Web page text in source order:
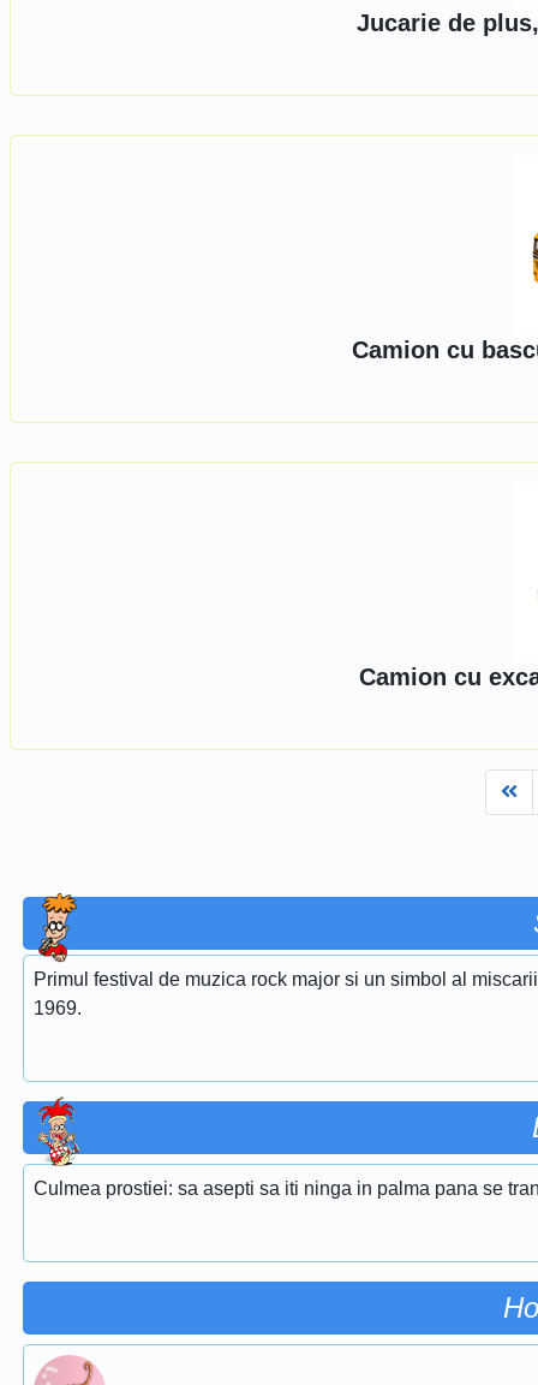
Jucarie de
Camion cu
Camion cu
Primul festival de muzica rock major si un simbol al
1969.
Culmea prostiei: sa asepti sa iti ninga in palma pana se